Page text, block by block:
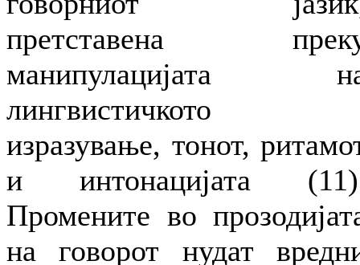
претставена
манипулацијата
лингвистичкото
изразување, тонот,
и интонацијата
Промените во
на говорот нудат